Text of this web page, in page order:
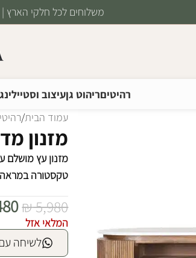
משלוחים לכל חלקי הארץ |
רהיטיםריהוט גןעיצוב וסטיילינג
עמוד הבית/
מזנון
מזנון עץ מושלם
טקסטורה במראה
₪5,980
המלאי אזל
לשיחה